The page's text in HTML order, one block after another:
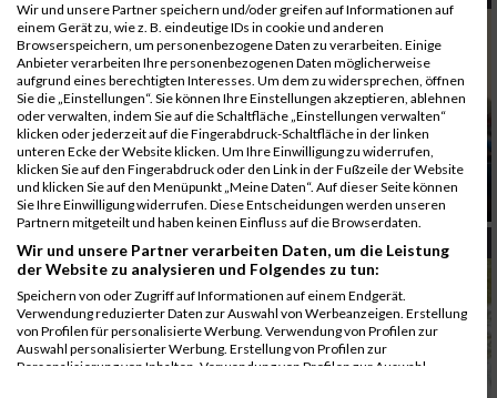
Erster Wettkampftag vom Austria Triathlon
Podersdorf
TRIATHLON
Wir und unsere Partner speichern und/oder greifen auf Informationen auf
einem Gerät zu, wie z. B. eindeutige IDs in cookie und anderen
Browserspeichern, um personenbezogene Daten zu verarbeiten. Einige
Anbieter verarbeiten Ihre personenbezogenen Daten möglicherweise
aufgrund eines berechtigten Interesses. Um dem zu widersprechen, öffnen
Sie die „Einstellungen“. Sie können Ihre Einstellungen akzeptieren, ablehnen
oder verwalten, indem Sie auf die Schaltfläche „Einstellungen verwalten“
klicken oder jederzeit auf die Fingerabdruck-Schaltfläche in der linken
unteren Ecke der Website klicken. Um Ihre Einwilligung zu widerrufen,
klicken Sie auf den Fingerabdruck oder den Link in der Fußzeile der Website
und klicken Sie auf den Menüpunkt „Meine Daten“. Auf dieser Seite können
Sie Ihre Einwilligung widerrufen. Diese Entscheidungen werden unseren
Partnern mitgeteilt und haben keinen Einfluss auf die Browserdaten.
Wir und unsere Partner verarbeiten Daten, um die Leistung
der Website zu analysieren und Folgendes zu tun:
Speichern von oder Zugriff auf Informationen auf einem Endgerät.
Verwendung reduzierter Daten zur Auswahl von Werbeanzeigen. Erstellung
von Profilen für personalisierte Werbung. Verwendung von Profilen zur
Auswahl personalisierter Werbung. Erstellung von Profilen zur
Personalisierung von Inhalten. Verwendung von Profilen zur Auswahl